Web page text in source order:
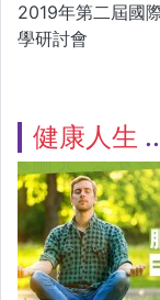
2019年第二屆國
學研討會
健康人生